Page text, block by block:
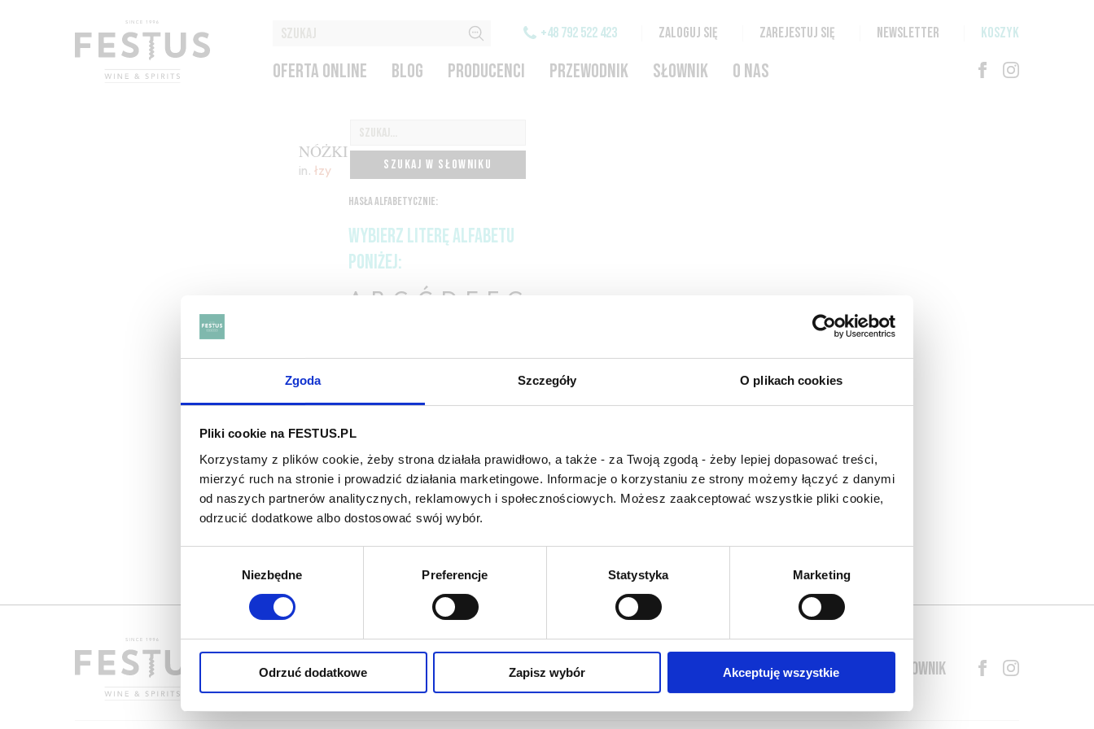
Zgoda Szczegóły O plikach cookies
Pliki cookie na FESTUS.PL
Korzystamy z plików cookie, żeby strona działała prawidłowo, a także - za Twoją zgodą - żeby lepiej dopasować treści,
mierzyć ruch na stronie i prowadzić działania marketingowe. Informacje o korzystaniu ze strony możemy łączyć z danymi
od naszych partnerów analitycznych, reklamowych i społecznościowych. Możesz zaakceptować wszystkie pliki cookie,
odrzucić dodatkowe albo dostosować swój wybór.
Niezbędne Preferencje Statystyka Marketing
Odrzuć dodatkowe Zapisz wybór Akceptuję wszystkie
+48 792 522 423 ZALOGUJ SIĘ ZAREJESTUJ SIĘ NEWSLETTER KOSZYK
OFERTA ONLINE BLOG PRODUCENCI PRZEWODNIK SŁOWNIK O NAS
NÓŻKI
in. łzy SZUKAJ W SŁOWNIKU
HASŁA ALFABETYCZNIE:
WYBIERZ LITERĘ ALFABETU
PONIŻEJ:
A B C-Ć D E F G
O-Ó P Q R S-Ś T
Z-Ź-Ż
Cały czas pracujemy nad
wprowadzaniem do
słownika nowych haseł.
Jeśli jakis termin stwarza
Państwu szczególny
słowniku -proszę nas o
tym poinformować.
O NAS OFERTA ONLINE PRODUCENCI BLOG PRZEWODNIK SŁOWNIK